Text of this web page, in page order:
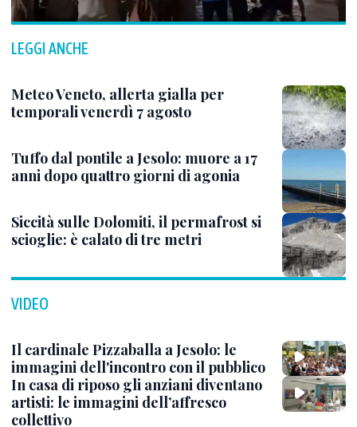
LEGGI ANCHE
Meteo Veneto, allerta gialla per
temporali venerdì 7 agosto
Tuffo dal pontile a Jesolo: muore a 17
anni dopo quattro giorni di agonia
Siccità sulle Dolomiti, il permafrost si
scioglie: è calato di tre metri
VIDEO
Il cardinale Pizzaballa a Jesolo: le
immagini dell'incontro con il pubblico
In casa di riposo gli anziani diventano
artisti: le immagini dell’affresco
collettivo